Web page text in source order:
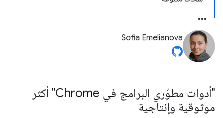
Sofia Emelianova
"أدوات مطوّري البرامج في Chrome" أكثر
موثوقية وإنتاجية